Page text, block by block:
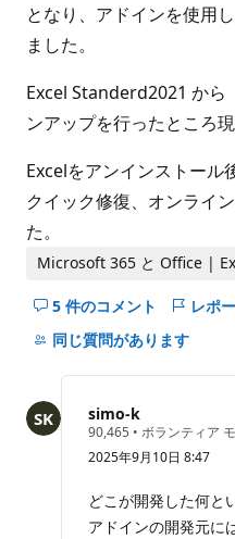
となり、アドインを使用
ました。
Excel Standerd2021 か
ンアップを行ったところ
Excelをアンインストール
クイック修復、オンライ
た。
Microsoft 365 と Office |
5 件のコメント
こ
の
コ
メ
ン
を
非
レポ
同じ質問があります
simo-k
90,465 評
価
の
イ
ン
ト
• ボランティア
2025年9月10日 8:47
どこが開発した何と
アドインの開発元に